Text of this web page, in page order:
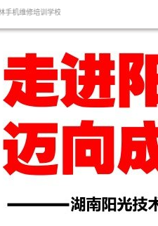
修培训学校,渭南手机维修培训学